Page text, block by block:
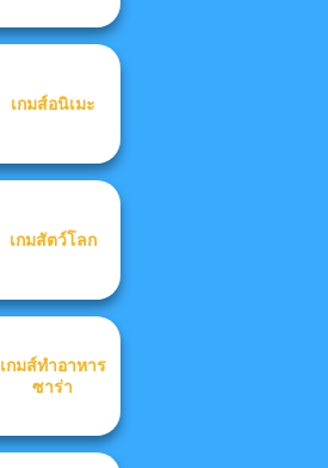
เกมส์อนิเมะ
เกมสัตว์โลก
เกมส์ทำอาหาร
ซาร่า